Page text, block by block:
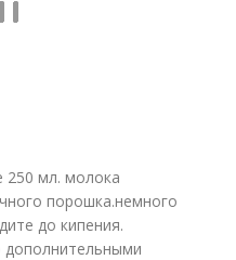
250 мл. молока
порошка.немного
до кипения.